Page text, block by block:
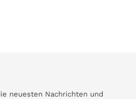
neuesten Nachrichten und